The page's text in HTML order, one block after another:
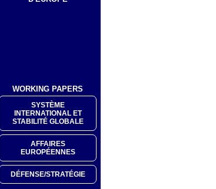
WORKING PAPERS
SYSTÈME
INTERNATIONAL ET
STABILITÉ GLOBALE
AFFAIRES
EUROPÉENNES
DÉFENSE/STRATÉGIE